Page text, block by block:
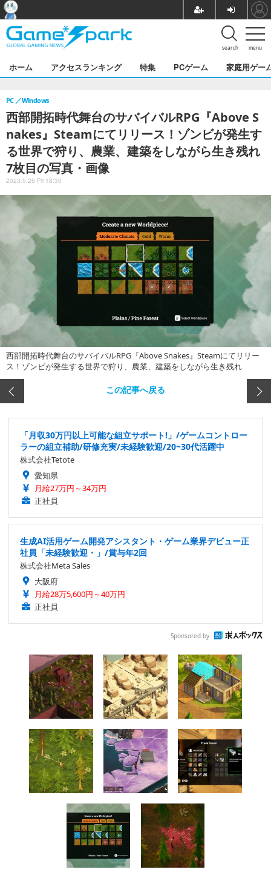
menu
search
ホーム アクセスランキング 特集 PCゲーム 家庭用ゲー
西部開拓時代舞台のサバイバルRPG『Above S
nakes』Steamにてリリース！ゾンビが発生す
る世界で狩り、農業、建築をしながら生き残れ
7枚目の写真・画像
PC Windows
2023.5.26 Fri 18:30
西部開拓時代舞台のサバイバルRPG『Above Snakes』Steamにてリリー
ス！ゾンビが発生する世界で狩り、農業、建築をしながら生き残れ
この記事へ戻る
「月収30万円以上可能な組立サポート!」/ゲームコントロー
ラーの組立補助/研修充実/未経験歓迎/20~30代活躍中
株式会社Tetote
愛知県
月給27万円～34万円
正社員
生成AI活用ゲーム開発アシスタント・ゲーム業界デビュー正
社員「未経験歓迎・」/賞与年2回
株式会社Meta Sales
大阪府
月給28万5,600円～40万円
正社員
Sponsored by